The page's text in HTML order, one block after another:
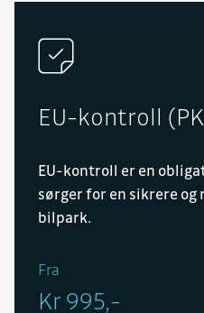
EU-kontroll
EU-kontroll er en
sørger for en sikrere
bilpark.
Fra
Kr 995,-